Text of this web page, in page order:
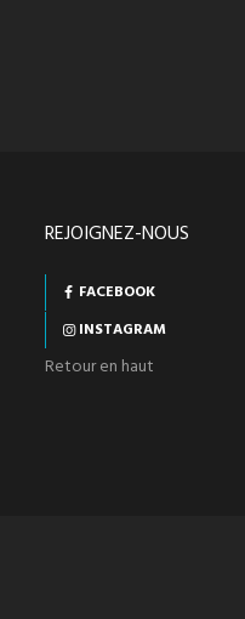
REJOIGNEZ-NOUS
FACEBOOK
INSTAGRAM
Retour en haut